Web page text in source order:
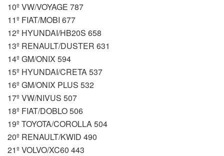
10º VW/VOYAGE 787
11º FIAT/MOBI 677
12º HYUNDAI/HB20S 658
13º RENAULT/DUSTER 631
14º GM/ONIX 594
15º HYUNDAI/CRETA 537
16º GM/ONIX PLUS 532
17º VW/NIVUS 507
18º FIAT/DOBLO 506
19º TOYOTA/COROLLA 504
20º RENAULT/KWID 490
21º VOLVO/XC60 443